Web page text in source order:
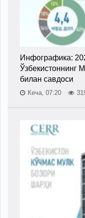
Инфографика:
Ўзбекистоннинг
билан савдоси
Кеча, 07:20